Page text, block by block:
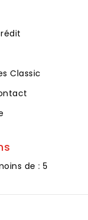
Classic
de : 5